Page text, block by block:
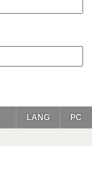
PC
LANG